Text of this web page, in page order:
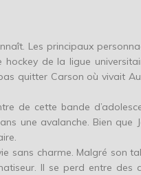
Les principaux
de la ligue
quitter Carson où vivait
de cette bande
une avalanche. Bien que
sans charme. Malgré son
Il se perd entre des